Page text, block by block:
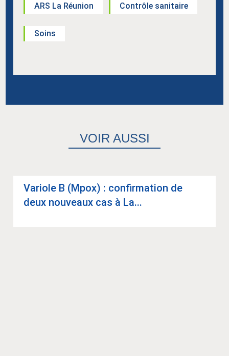
ARS La Réunion Contrôle sanitaire
Soins
VOIR AUSSI
Variole B (Mpox) : confir­ma­tion de
deux nou­veaux cas à La...